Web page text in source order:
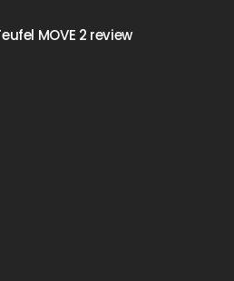
MOVE 2 review